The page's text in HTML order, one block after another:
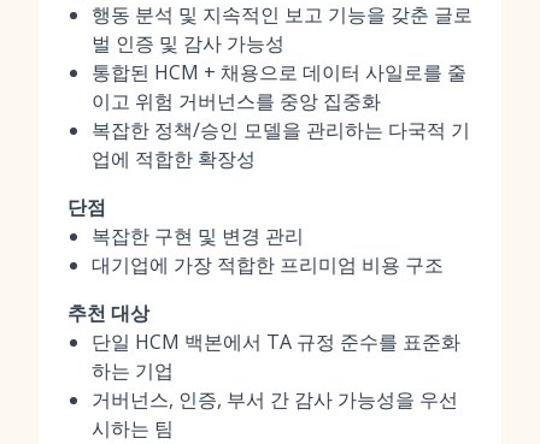
행동 분석 및 지속적인 보고 기능을 갖춘 글로
벌 인증 및 감사 가능성
통합된 HCM + 채용으로 데이터 사일로를 줄
이고 위험 거버넌스를 중앙 집중화
복잡한 정책/승인 모델을 관리하는 다국적 기
업에 적합한 확장성
단점
복잡한 구현 및 변경 관리
대기업에 가장 적합한 프리미엄 비용 구조
추천 대상
단일 HCM 백본에서 TA 규정 준수를 표준화
하는 기업
거버넌스, 인증, 부서 간 감사 가능성을 우선
시하는 팀